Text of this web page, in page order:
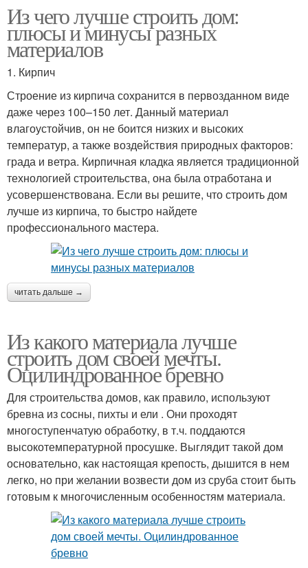
Из чего лучше строить дом:
плюсы и минусы разных
материалов
1. Кирпич
Строение из кирпича сохранится в первозданном виде
даже через 100–150 лет. Данный материал
влагоустойчив, он не боится низких и высоких
температур, а также воздействия природных факторов:
града и ветра. Кирпичная кладка является традиционной
технологией строительства, она была отработана и
усовершенствована. Если вы решите, что строить дом
лучше из кирпича, то быстро найдете
профессионального мастера.
читать дальше →
Из какого материала лучше
строить дом своей мечты.
Оцилиндрованное бревно
Для строительства домов, как правило, используют
бревна из сосны, пихты и ели . Они проходят
многоступенчатую обработку, в т.ч. поддаются
высокотемпературной просушке. Выглядит такой дом
основательно, как настоящая крепость, дышится в нем
легко, но при желании возвести дом из сруба стоит быть
готовым к многочисленным особенностям материала.